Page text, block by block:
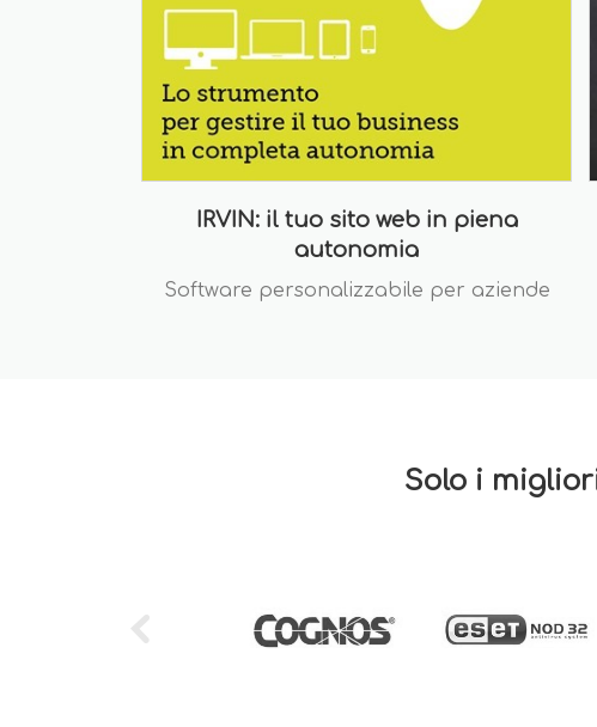
IRVIN: il tuo sito web in piena
autonomia
Software personalizzabile per aziende
Solo i